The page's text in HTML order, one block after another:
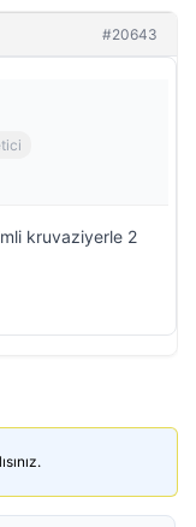
#20643
kruvaziyerle 2